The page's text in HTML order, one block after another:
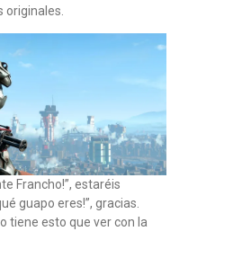
originales.
Francho!”, estaréis
guapo eres!”, gracias.
tiene esto que ver con la